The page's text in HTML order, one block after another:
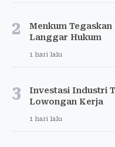
2
Menkum Tegaskan
Langgar Hukum
1 hari lalu
3
Investasi Industri
Lowongan Kerja
1 hari lalu